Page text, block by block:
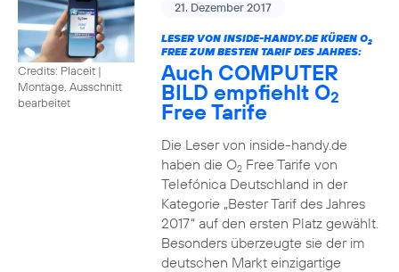
Credits: Placeit |
Montage, Ausschnitt
bearbeitet
21. Dezember 2017
LESER VON INSIDE-HANDY.DE KÜREN O2
FREE ZUM BESTEN TARIF DES JAHRES:
Auch COMPUTER
BILD empfiehlt O2
Free Tarife
Die Leser von inside-handy.de
haben die O2Free Tarife von
Telefónica Deutschland in der
Kategorie „Bester Tarif des Jahres
2017“ auf den ersten Platz gewählt.
Besonders überzeugte sie der im
deutschen Markt einzigartige